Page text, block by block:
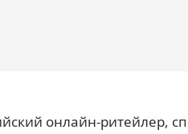
онлайн-ритейлер,